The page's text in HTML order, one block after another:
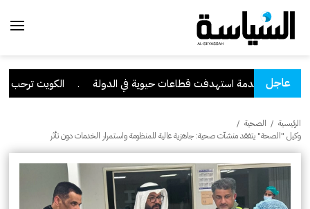
عاجل
متقدمة استهدفت قطاعات حيوية في الدولة . الكويت ترحب
الرئيسية / الصحية /
وكيل "الصحة" يتفقد منشآت صحية: جاهزية عالية للمنظومة واستمرار الخدمات دون تأثر